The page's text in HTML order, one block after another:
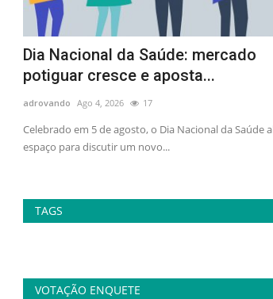
Dia Nacional da Saúde: mercado
potiguar cresce e aposta...
adrovando Ago 4, 2026 17
Celebrado em 5 de agosto, o Dia Nacional da Saúde
espaço para discutir um novo...
TAGS
VOTAÇÃO ENQUETE